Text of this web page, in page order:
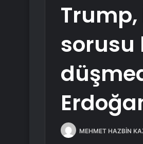
sorusu
MEHMET HAZBİN